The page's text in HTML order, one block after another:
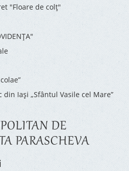
"Floare de colţ"
Iași „Sfântul Vasile cel Mare”
DE
PARASCHEVA